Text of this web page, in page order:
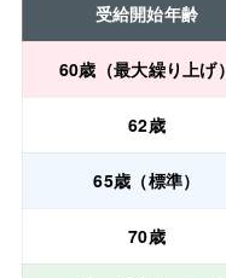
受給開始年齢
60歳（最大繰り上げ）
62歳
65歳（標準）
70歳